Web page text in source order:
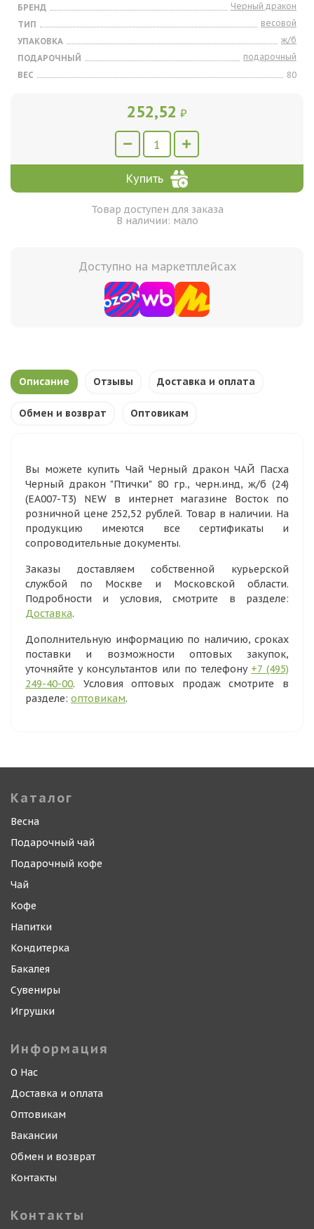
БРЕНД
Черный дракон
ТИП
весовой
УПАКОВКА
ж/б
ПОДАРОЧНЫЙ
подарочный
ВЕС
80
252,52 ₽
Купить
Товар доступен для заказа
В наличии: мало
Доступно на маркетплейсах
Описание Отзывы Доставка и оплата
Обмен и возврат Оптовикам
Вы можете купить Чай Черный дракон ЧАЙ Пасха
Черный дракон "Птички" 80 гр., черн.инд, ж/б (24)
(EА007-Т3) NEW в интернет магазине Восток по
розничной цене 252,52 рублей. Товар в наличии. На
продукцию имеются все сертификаты и
сопроводительные документы.
Заказы доставляем собственной курьерской
службой по Москве и Московской области.
Подробности и условия, смотрите в разделе:
Доставка.
Дополнительную информацию по наличию, сроках
поставки и возможности оптовых закупок,
уточняйте у консультантов или по телефону +7 (495)
249-40-00. Условия оптовых продаж смотрите в
разделе: оптовикам.
Каталог
Весна
Подарочный чай
Подарочный кофе
Чай
Кофе
Напитки
Кондитерка
Бакалея
Сувениры
Игрушки
Информация
О Нас
Доставка и оплата
Оптовикам
Вакансии
Обмен и возврат
Контакты
Контакты